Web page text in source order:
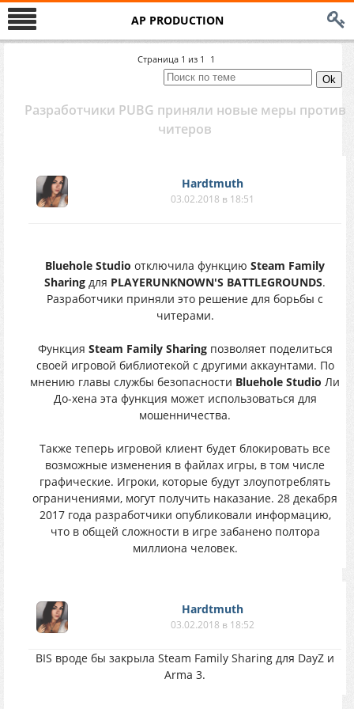
AP PRODUCTION
Страница 1 из 1 1
Разработчики PUBG приняли новые меры против
читеров
Hardtmuth
03.02.2018 в 18:51
Bluehole Studio отключила функцию Steam Family
Sharing для PLAYERUNKNOWN'S BATTLEGROUNDS.
Разработчики приняли это решение для борьбы с
читерами.
Функция Steam Family Sharingпозволяет поделиться
своей игровой библиотекой с другими аккаунтами. По
мнению главы службы безопасности Bluehole Studio Ли
До-хена эта функция может использоваться для
мошенничества.
Также теперь игровой клиент будет блокировать все
возможные изменения в файлах игры, в том числе
графические. Игроки, которые будут злоупотреблять
ограничениями, могут получить наказание. 28 декабря
2017 года разработчики опубликовали информацию,
что в общей сложности в игре забанено полтора
миллиона человек.
Hardtmuth
03.02.2018 в 18:52
BIS вроде бы закрыла Steam Family Sharing для DayZ и
Arma 3.